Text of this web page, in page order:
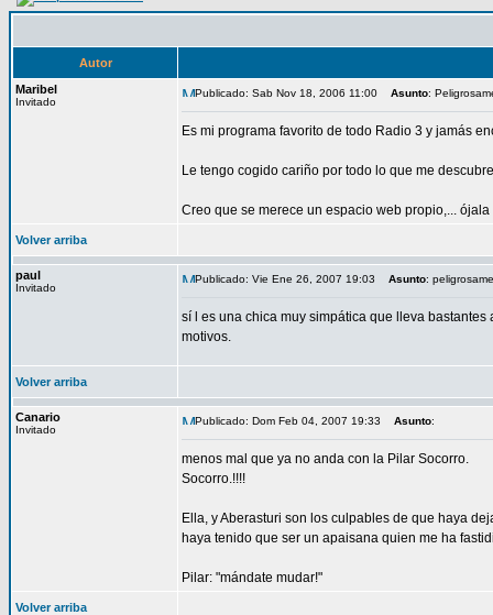
Autor
Maribel
Invitado
Publicado: Sab Nov 18, 2006 11:00 Asunto:
Es mi programa favorito de todo Radio 3 y jamás
Le tengo cogido cariño por todo lo que me
Creo que se merece un espacio web propio,...
Volver arriba
paul
Invitado
Publicado: Vie Ene 26, 2007 19:03 Asunto:
sí l es una chica muy simpática que lleva
motivos.
Volver arriba
Canario
Invitado
Publicado: Dom Feb 04, 2007 19:33 Asunto:
menos mal que ya no anda con la Pilar Socorro.
Socorro.!!!!
Ella, y Aberasturi son los culpables de que haya
haya tenido que ser un apaisana quien me ha
Pilar: "mándate mudar!"
Volver arriba